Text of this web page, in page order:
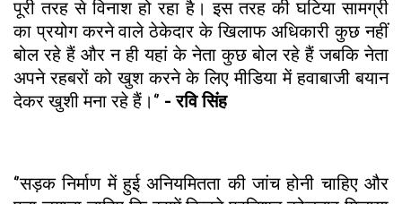
पूरी तरह से विनाश हो रहा है। इस तरह की घटिया सामग्री
का प्रयोग करने वाले ठेकेदार के खिलाफ अधिकारी कुछ नहीं
बोल रहे हैं और न ही यहां के नेता कुछ बोल रहे हैं जबकि नेता
अपने रहबरों को खुश करने के लिए मीडिया में हवाबाजी बयान
देकर खुशी मना रहे हैं।‘’ - रवि सिंह
‘’सड़क निर्माण में हुई अनियमितता की जांच होनी चाहिए और